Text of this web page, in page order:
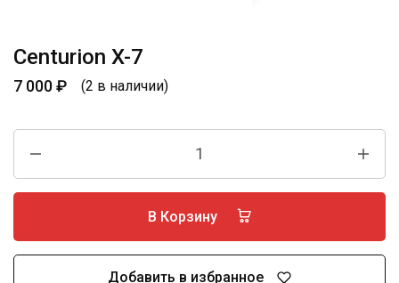
Centurion X-7
7 000₽ (2 в наличии)
В Корзину
Добавить в избранное